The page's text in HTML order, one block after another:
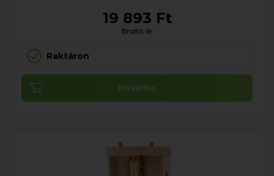
19 893 Ft
Bruttó ár
Raktáron
Kosárba